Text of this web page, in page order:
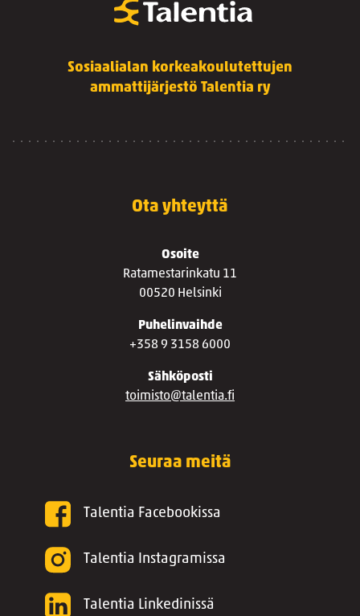
Sosiaalialan korkeakoulutettujen
ammattijärjestö Talentia ry
Ota yhteyttä
Osoite
Ratamestarinkatu 11
00520 Helsinki
Puhelinvaihde
+358 9 3158 6000
Sähköposti
toimisto@talentia.fi
Seuraa meitä
Talentia Facebookissa
Talentia Instagramissa
Talentia Linkedinissä